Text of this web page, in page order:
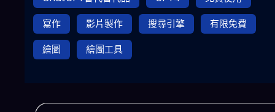
寫作
影片製作 搜尋引擎
有限免費
繪圖
繪圖工具